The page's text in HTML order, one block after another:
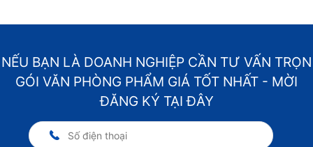
NẾU BẠN LÀ DOANH NGHIỆP CẦN TƯ VẤN TRỌN
GÓI VĂN PHÒNG PHẨM GIÁ TỐT NHẤT - MỜI
ĐĂNG KÝ TẠI ĐÂY